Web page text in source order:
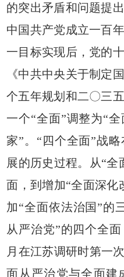
的突出矛盾和问题提
中国共产党成立一百
一目标实现后，党的
《中共中央关于制定
个五年规划和二〇三
一个“全面”调整为“
家”。“四个全面”战
展的历史过程。从“全
面，到增加“全面深化
加“全面依法治国”的
从严治党”的四个全
月在江苏调研时第一
面从严治党与全面建